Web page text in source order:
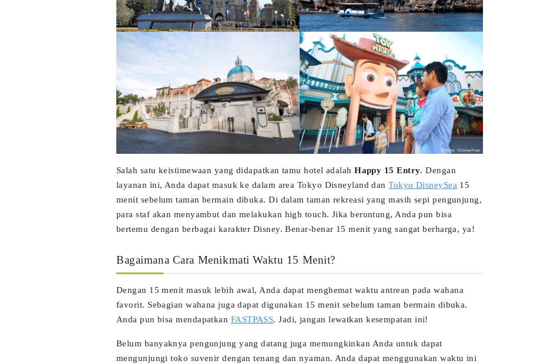
Salah satu keistimewaan yang didapatkan tamu hotel adalahHappy 15 Entry. Dengan
layanan ini, Anda dapat masuk ke dalam area Tokyo Disneyland danTokyo DisneySea 15
menit sebelum taman bermain dibuka. Di dalam taman rekreasi yang masih sepi pengunjung,
para staf akan menyambut dan melakukan high touch. Jika beruntung, Anda pun bisa
bertemu dengan berbagai karakter Disney. Benar-benar 15 menit yang sangat berharga, ya!
Bagaimana Cara Menikmati Waktu 15 Menit?
Dengan 15 menit masuk lebih awal, Anda dapat menghemat waktu antrean pada wahana
favorit. Sebagian wahana juga dapat digunakan 15 menit sebelum taman bermain dibuka.
Anda pun bisa mendapatkan FASTPASS. Jadi, jangan lewatkan kesempatan ini!
Belum banyaknya pengunjung yang datang juga memungkinkan Anda untuk dapat
mengunjungi toko suvenir dengan tenang dan nyaman. Anda dapat menggunakan waktu ini